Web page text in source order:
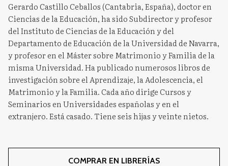
Gerardo Castillo Ceballos (Cantabria, España), doctor en
Ciencias de la Educación, ha sido Subdirector y profesor
del Instituto de Ciencias de la Educación y del
Departamento de Educación de la Universidad de Navarra,
y profesor en el Máster sobre Matrimonio y Familia de la
misma Universidad. Ha publicado numerosos libros de
investigación sobre el Aprendizaje, la Adolescencia, el
Matrimonio y la Familia. Cada año dirige Cursos y
Seminarios en Universidades españolas y en el
extranjero. Está casado. Tiene seis hijas y veinte nietos.
COMPRAR EN LIBRERÍAS